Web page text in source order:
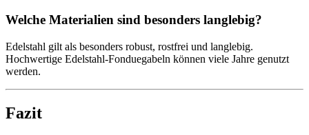
Welche Materialien sind besonders langlebig?
Edelstahl gilt als besonders robust, rostfrei und langlebig.
Hochwertige Edelstahl-Fonduegabeln können viele Jahre genutzt
werden.
Fazit